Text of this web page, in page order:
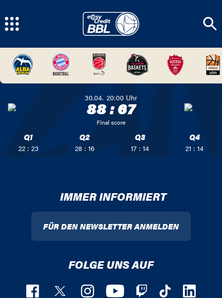
30.04. 20:00 Uhr
88:67
Final score
Q1
22 : 23
Q2
28 : 16
Q3
17 : 14
Q4
21 : 14
IMMER INFORMIERT
FÜR DEN NEWSLETTER ANMELDEN
FOLGE UNS AUF